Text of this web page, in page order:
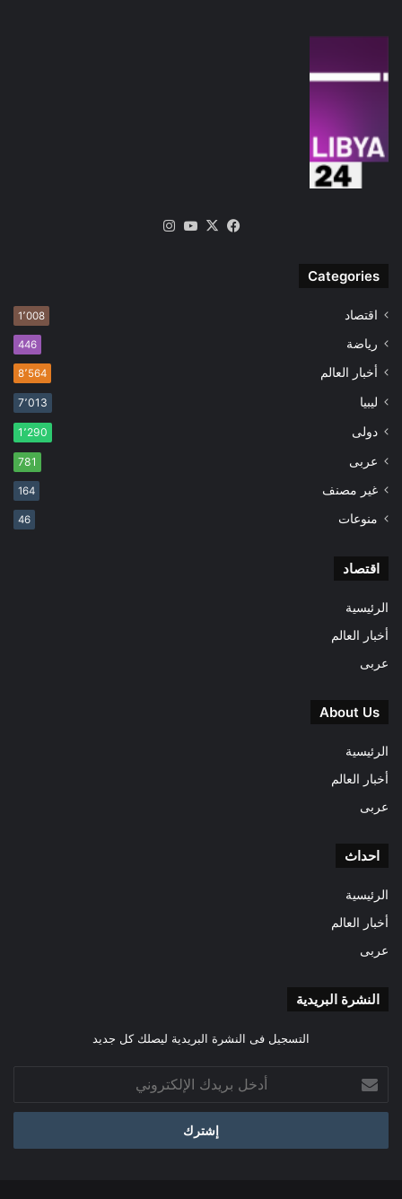
فيسبوك
‫X
‫YouTube
Categories
اقتصاد 1٬008
رياضة 446
أخبار العالم 8٬564
ليبيا 7٬013
دولى 1٬290
عربى 781
غير مصنف 164
منوعات 46
اقتصاد
الرئيسية
أخبار العالم
عربى
About Us
الرئيسية
أخبار العالم
عربى
احداث
الرئيسية
أخبار العالم
عربى
النشرة البريدية
التسجيل فى النشرة البريدية ليصلك كل جديد
بريدك
الإلكتروني